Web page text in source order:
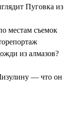
Пуговка из
местам съемок
из алмазов?
— что он